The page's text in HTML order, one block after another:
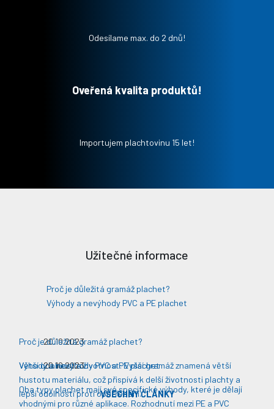
Odesílame max. do 2 dnů!
Oveřená kvalita produktů!
Importujem plachtovinu 15 let!
Užitečné informace
Proč je důležitá gramáž plachet?
Výhody a nevýhody PVC a PE plachet
Proč je důležitá gramáž plachet?
Větší odolnost a životnost: Vyšší gramáž znamená větší
hustotu materiálu, což přispívá k delší životnosti plachty a
lepší odolnosti proti opotřebení​​.
20.10.2023
Výhody a nevýhody PVC a PE plachet
Oba typy plachet mají své specifické výhody, které je dělají
vhodnými pro různé aplikace. Rozhodnutí mezi PE a PVC
20.10.2023
VŠECHNY ČLÁNKY